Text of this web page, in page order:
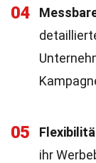
04
05
ihr